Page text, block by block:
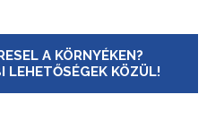
A KÖRNYÉKEN?
LEHETŐSÉGEK KÖZÜL!